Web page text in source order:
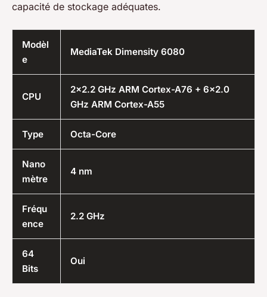
capacité de stockage adéquates.
Modèl
e
MediaTek Dimensity 6080
CPU
2x2.2 GHz ARM Cortex-A76 + 6x2.0
GHz ARM Cortex-A55
Type Octa-Core
Nano
mètre
4 nm
Fréqu
ence
2.2 GHz
64
Bits
Oui